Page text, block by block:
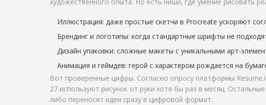
художественного опыта. Но есть ниши, где умение рисовать
Иллюстрация: даже простые скетчи в Procreate ускоряют
Брендинг и логотипы: когда стандартные шрифты не
Дизайн упаковки: сложные макеты с уникальными арт-
Анимация и геймдев: герой с характером рождается на
Вот проверенные цифры. Согласно опросу платформы
27 используют рисунок от руки хотя бы раз в месяц.
либо переносят идеи сразу в цифровой формат.